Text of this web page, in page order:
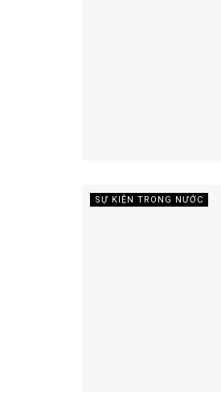
SỰ KIỆN TRONG NƯỚC